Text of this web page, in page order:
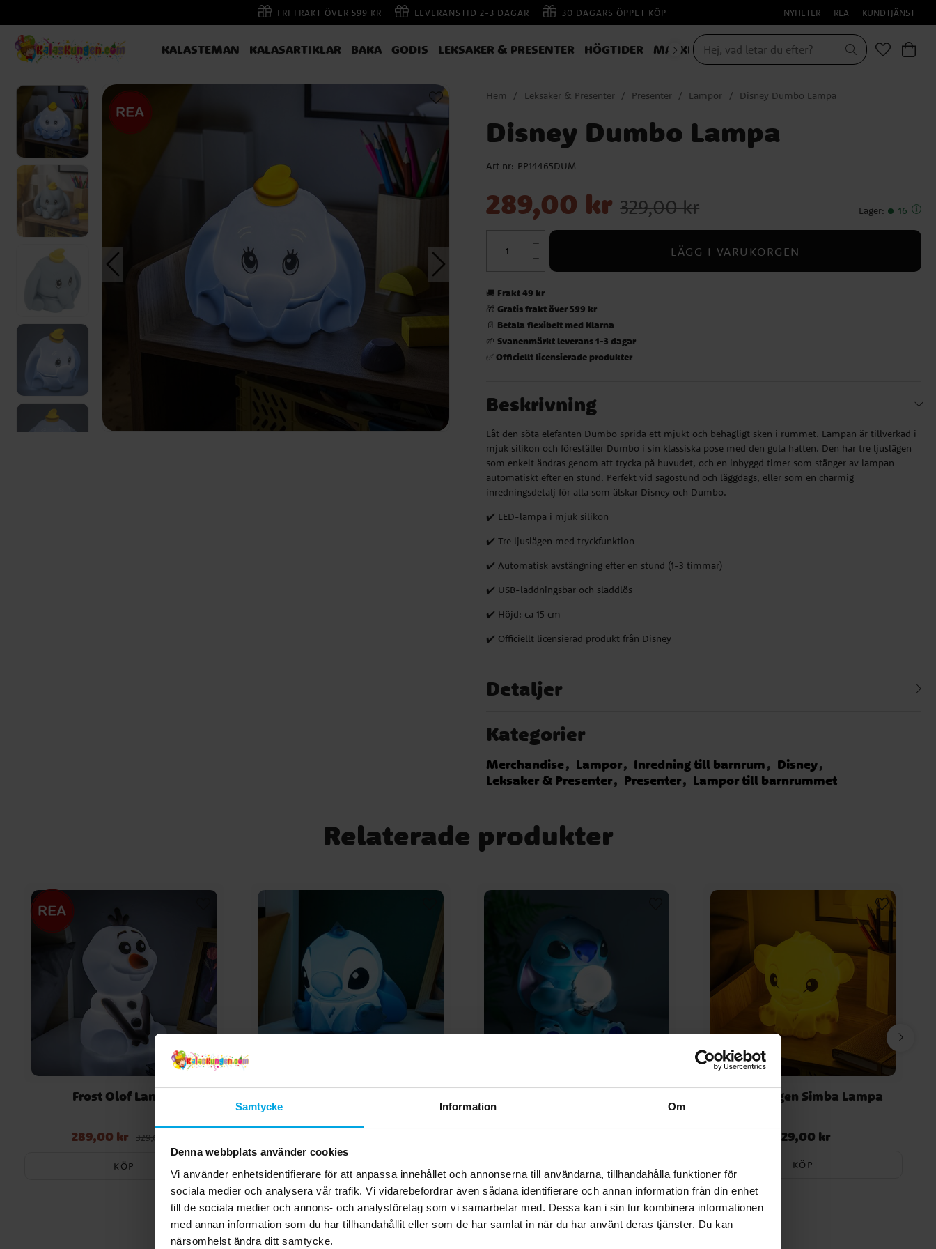
Samtycke Information Om
Denna webbplats använder cookies
Vi använder enhetsidentifierare för att anpassa innehållet och annonserna till användarna, tillhandahålla funktioner för
sociala medier och analysera vår trafik. Vi vidarebefordrar även sådana identifierare och annan information från din enhet
till de sociala medier och annons- och analysföretag som vi samarbetar med. Dessa kan i sin tur kombinera informationen
med annan information som du har tillhandahållit eller som de har samlat in när du har använt deras tjänster. Du kan
närsomhelst ändra ditt samtycke.
FRI FRAKT ÖVER 599 KR LEVERANSTID 2-3 DAGAR 30 DAGARS ÖPPET KÖP NYHETER REA KUNDTJÄNST
KALASTEMAN KALASARTIKLAR BAKA GODIS LEKSAKER & PRESENTER HÖGTIDER MASKERAD
Hem Leksaker & Presenter Presenter Lampor Disney Dumbo Lampa
Disney Dumbo Lampa
Art nr: PP14465DUM
289,00 kr 329,00 kr Lager: 16
LÄGG I VARUKORGEN
🚚 Frakt 49 kr
🎁Gratis frakt över 599 kr
📄 Betala flexibelt med Klarna
🌱Svanenmärkt leverans 1-3 dagar
✅Officiellt licensierade produkter
Beskrivning
Låt den söta elefanten Dumbo sprida ett mjukt och behagligt sken i rummet. Lampan är tillverkad i
mjuk silikon och föreställer Dumbo i sin klassiska pose med den gula hatten. Den har tre ljuslägen
som enkelt ändras genom att trycka på huvudet, och en inbyggd timer som stänger av lampan
automatiskt efter en stund. Perfekt vid sagostund och läggdags, eller som en charmig
inredningsdetalj för alla som älskar Disney och Dumbo.
✔️ LED-lampa i mjuk silikon
✔️ Tre ljuslägen med tryckfunktion
✔️ Automatisk avstängning efter en stund (1-3 timmar)
✔️ USB-laddningsbar och sladdlös
✔️ Höjd: ca 15 cm
✔️ Officiellt licensierad produkt från Disney
Detaljer
Kategorier
Merchandise Lampor Inredning till barnrum
Disney
Leksaker & Presenter
Presenter Lampor till barnrummet
Relaterade produkter
Frost Olof Lampa
Nuvarande pris:289,00 krTidigare pris
329,00 kr
289,00 kr 329,00 kr
KÖP
Lejonkungen Simba Lampa
Pris:329,00 kr
329,00 kr
KÖP
Andra köpte även